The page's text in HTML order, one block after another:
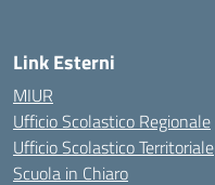
Link Esterni
MIUR
Ufficio Scolastico Regionale
Ufficio Scolastico Territoriale
Scuola in Chiaro